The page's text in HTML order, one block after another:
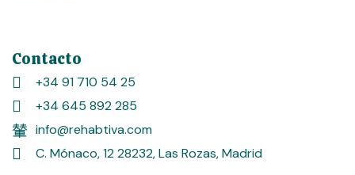
Contacto
+34 91 710 54 25
+34 645 892 285
info@rehabtiva.com
C. Mónaco, 12 28232, Las Rozas, Madrid